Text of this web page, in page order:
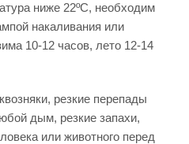
ниже 22ºС, необходим
накаливания или
10-12 часов, лето 12-14
резкие перепады
дым, резкие запахи,
или животного перед